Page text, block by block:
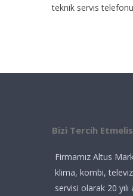
teknik servis
Bizi Tercih
Firmamız Altus
klima, kombi,
servisi olarak 20